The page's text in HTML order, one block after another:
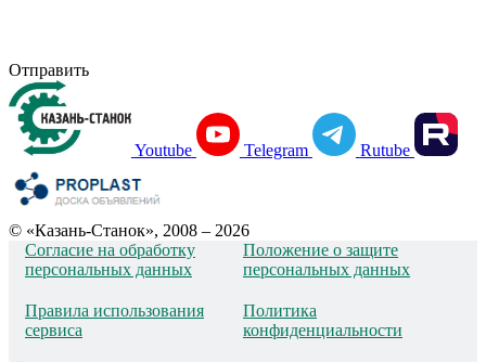
Отправить
Youtube Telegram Rutube
© «Казань-Станок», 2008 – 2026
Согласие на обработку
персональных данных
Положение о защите
персональных данных
Правила использования
сервиса
Политика
конфиденциальности